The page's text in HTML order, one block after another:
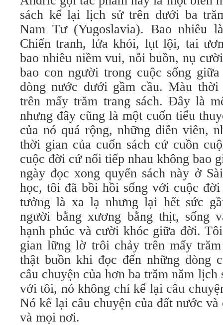
sách kể lại lịch sử trên dưới ba
Nam Tư (Yugoslavia). Bao nhiêu
Chiến tranh, lửa khói, lụt lội, tai
bao nhiêu niềm vui, nỗi buồn, nụ
bao con người trong cuộc sống
dòng nước dưới gầm cầu. Màu
trên mấy trăm trang sách. Đây là
nhưng đây cũng là một cuốn tiểu
của nó quá rộng, những diễn viên,
thời gian của cuốn sách cứ cuồn
cuộc đời cứ nối tiếp nhau không bao
ngày đọc xong quyển sách này ở
học, tôi đã bồi hồi sống với cuộc
tưởng là xa lạ nhưng lại hết sức
người bằng xương bằng thịt, sống
hạnh phúc và cười khóc giữa đời.
gian lững lờ trôi chảy trên mấy
thật buồn khi đọc đến những dòng
câu chuyện của hơn ba trăm năm
với tôi, nó không chỉ kể lại câu
Nó kể lại câu chuyện của đất nước
và mọi nơi.